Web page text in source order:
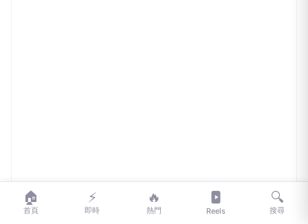
🏠
首頁
⚡
即時
🔥
熱門 Reels
🔍
搜尋